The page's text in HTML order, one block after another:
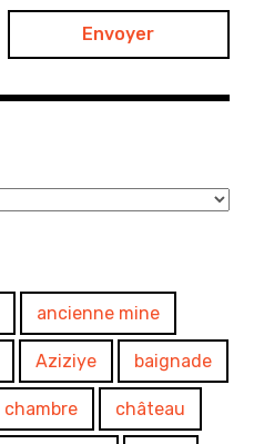
ancienne mine
Aziziye baignade
chambre château